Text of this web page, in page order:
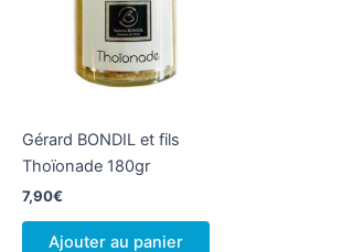
Gérard BONDIL et fils
Thoïonade 180gr
7,90€
Ajouter au panier